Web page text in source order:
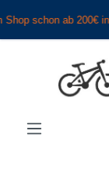
Zum Hauptinhalt